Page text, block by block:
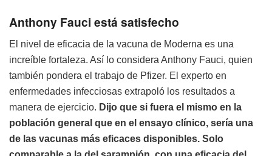
Anthony Fauci está satisfecho
El nivel de eficacia de la vacuna de Moderna es una
increíble fortaleza. Así lo considera Anthony Fauci, quien
también pondera el trabajo de Pfizer. El experto en
enfermedades infecciosas extrapoló los resultados a
manera de ejercicio. Dijo que si fuera el mismo en la
población general que en el ensayo clínico, sería una
de las vacunas más eficaces disponibles. Solo